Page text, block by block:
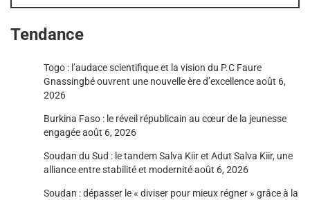
Tendance
Togo : l’audace scientifique et la vision du P.C Faure
Gnassingbé ouvrent une nouvelle ère d’excellenceaoût 6,
2026
Burkina Faso : le réveil républicain au cœur de la jeunesse
engagéeaoût 6, 2026
Soudan du Sud : le tandem Salva Kiir et Adut Salva Kiir, une
alliance entre stabilité et modernitéaoût 6, 2026
Soudan : dépasser le « diviser pour mieux régner » grâce à la